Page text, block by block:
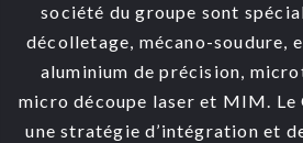
société du groupe sont
décolletage, mécano-soudure,
aluminium de précision,
micro découpe laser et MIM. Le
une stratégie d’intégration et